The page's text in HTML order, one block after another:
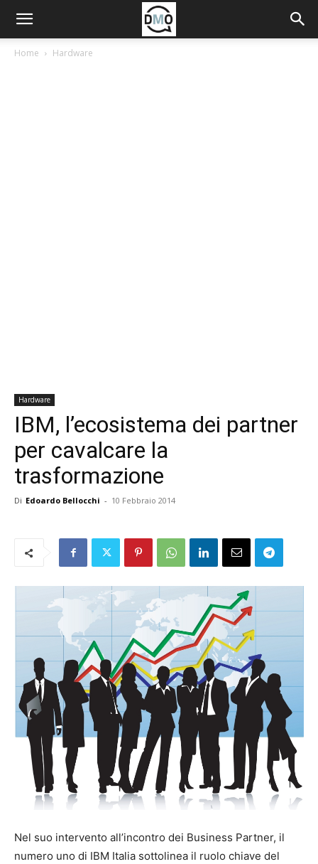
Home Hardware
Hardware
IBM, l’ecosistema dei partner
per cavalcare la
trasformazione
Di Edoardo Bellocchi - 10 Febbraio 2014
Nel suo intervento all’incontro dei Business Partner, il
numero uno di IBM Italia sottolinea il ruolo chiave del